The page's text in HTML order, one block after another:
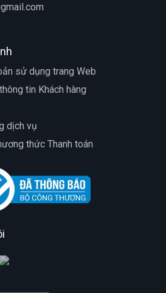
sử dụng trang Web
tin Khách hàng
dịch vụ
thức Thanh toán